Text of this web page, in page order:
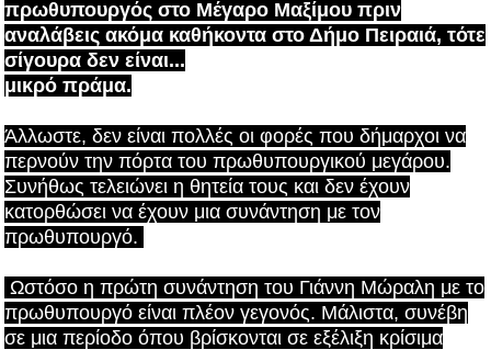
πρωθυπουργός στο Μέγαρο Μαξίμου πριν
αναλάβεις ακόμα καθήκοντα στο Δήμο Πειραιά, τότε
σίγουρα δεν είναι...
μικρό πράμα.
Άλλωστε, δεν είναι πολλές οι φορές που δήμαρχοι να
περνούν την πόρτα του πρωθυπουργικού μεγάρου.
Συνήθως τελειώνει η θητεία τους και δεν έχουν
κατορθώσει να έχουν μια συνάντηση με τον
πρωθυπουργό.
Ωστόσο η πρώτη συνάντηση του Γιάννη Μώραλη με το
πρωθυπουργό είναι πλέον γεγονός. Μάλιστα, συνέβη
σε μια περίοδο όπου βρίσκονται σε εξέλιξη κρίσιμα